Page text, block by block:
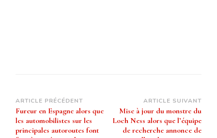
Navigation
d’article
ARTICLE PRÉCÉDENT
Fureur en Espagne alors que
les automobilistes sur les
principales autoroutes font
ARTICLE SUIVANT
Mise à jour du monstre du
Loch Ness alors que l’équipe
de recherche annonce de